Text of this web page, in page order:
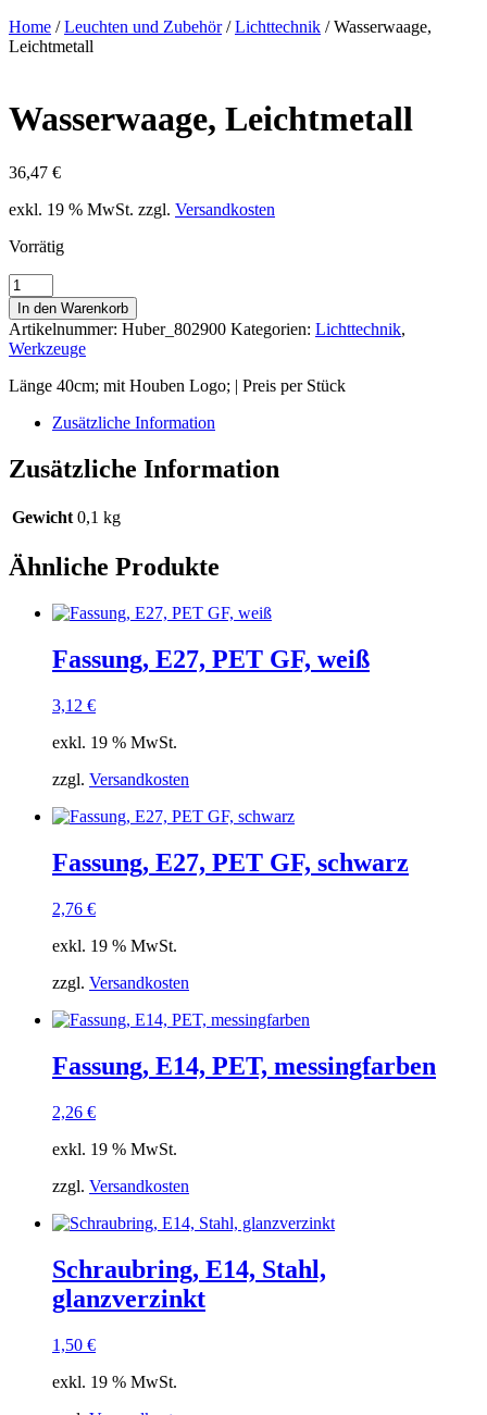
Home /Leuchten und Zubehör/Lichttechnik / Wasserwaage,
Leichtmetall
Wasserwaage, Leichtmetall
36,47 €
exkl. 19 % MwSt. zzgl. Versandkosten
Vorrätig
Wasserwaage,
Leichtmetall
Menge
In den Warenkorb
Artikelnummer: Huber_802900 Kategorien: Lichttechnik,
Werkzeuge
Länge 40cm; mit Houben Logo; | Preis per Stück
Zusätzliche Information
Zusätzliche Information
Gewicht 0,1 kg
Ähnliche Produkte
Fassung, E27, PET GF, weiß
3,12 €
exkl. 19 % MwSt.
zzgl. Versandkosten
Fassung, E27, PET GF, schwarz
2,76 €
exkl. 19 % MwSt.
zzgl. Versandkosten
Fassung, E14, PET, messingfarben
2,26 €
exkl. 19 % MwSt.
zzgl. Versandkosten
Schraubring, E14, Stahl,
glanzverzinkt
1,50 €
exkl. 19 % MwSt.